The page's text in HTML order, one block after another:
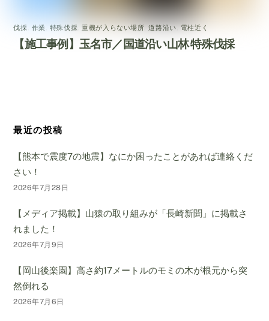
伐採 作業 特殊伐採 ,重機が入らない場所 ,道路沿い 電柱近く
【施工事例】玉名市／国道沿い山林 特殊伐採
最近の投稿
【熊本で震度7の地震】なにか困ったことがあれば連絡くだ
さい！
2026年7月28日
【メディア掲載】山猿の取り組みが「長崎新聞」に掲載さ
れました！
2026年7月9日
【岡山後楽園】高さ約17メートルのモミの木が根元から突
然倒れる
2026年7月6日